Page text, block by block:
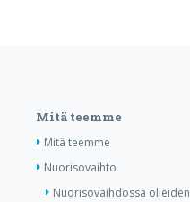
Mitä teemme
Mitä teemme
Nuorisovaihto
Nuorisovaihdossa olleiden